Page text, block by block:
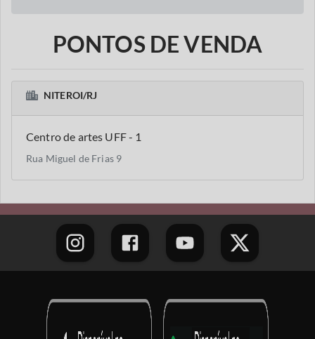
PONTOS DE VENDA
NITEROI/RJ
Centro de artes UFF - 1
Rua Miguel de Frias 9